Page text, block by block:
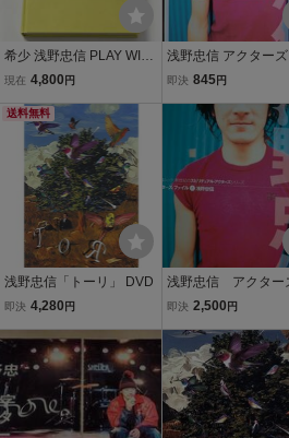
希少 浅野忠信 PLAY WITH
PAIN (T) 伊勢丹個展 展覧
DANOBU ASANO
現在 4,800 円
浅野忠信 アクター
イル1 キネマ旬報社
即決 845円
送料無料
浅野忠信「トーリ」 DVD
即決 4,280 円
浅野忠信 アクター
ファイル
即決 2,500 円